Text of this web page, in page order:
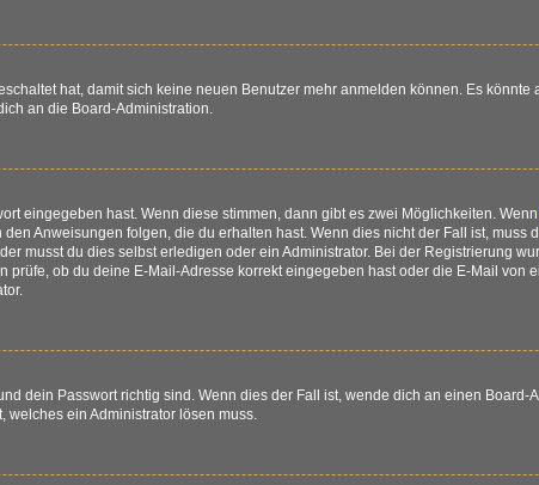
hat, damit sich keine neuen Benutzer mehr anmelden können. Es
an die Board-Administration.
eingegeben hast. Wenn diese stimmen, dann gibt es zwei Möglichkeiten. Wenn
Anweisungen folgen, die du erhalten hast. Wenn dies nicht der Fall ist,
musst du dies selbst erledigen oder ein Administrator. Bei der Registrierung
ob du deine E-Mail-Adresse korrekt eingegeben hast oder die E-Mail von
dein Passwort richtig sind. Wenn dies der Fall ist, wende dich an einen
ein Administrator lösen muss.